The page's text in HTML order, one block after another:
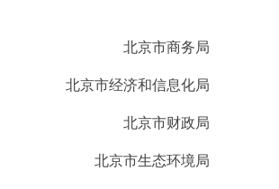
十六区概览 人文北京
北京市商务局
北京市经济和信息化局
北京市财政局
北京市生态环境局